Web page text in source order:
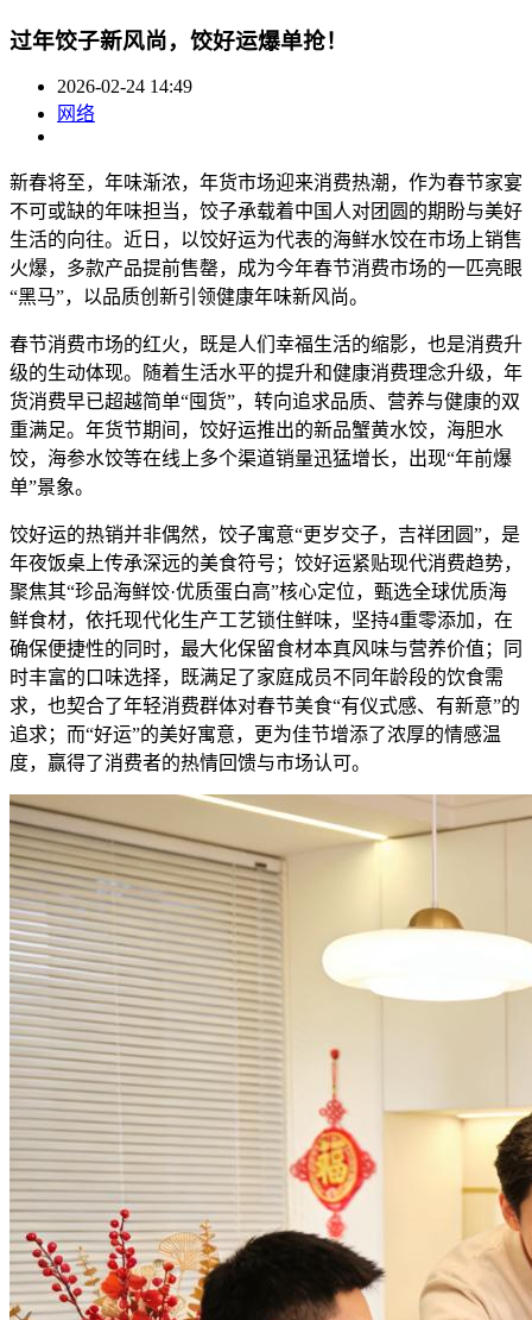
过年饺子新风尚，饺好运爆单抢！
2026-02-24 14:49
网络
新春将至，年味渐浓，年货市场迎来消费热潮，作为春节家宴
不可或缺的年味担当，饺子承载着中国人对团圆的期盼与美好
生活的向往。近日，以饺好运为代表的海鲜水饺在市场上销售
火爆，多款产品提前售罄，成为今年春节消费市场的一匹亮眼
“黑马”，以品质创新引领健康年味新风尚。
春节消费市场的红火，既是人们幸福生活的缩影，也是消费升
级的生动体现。随着生活水平的提升和健康消费理念升级，年
货消费早已超越简单“囤货”，转向追求品质、营养与健康的双
重满足。年货节期间，饺好运推出的新品蟹黄水饺，海胆水
饺，海参水饺等在线上多个渠道销量迅猛增长，出现“年前爆
单”景象。
饺好运的热销并非偶然，饺子寓意“更岁交子，吉祥团圆”，是
年夜饭桌上传承深远的美食符号；饺好运紧贴现代消费趋势，
聚焦其“珍品海鲜饺·优质蛋白高”核心定位，甄选全球优质海
鲜食材，依托现代化生产工艺锁住鲜味，坚持4重零添加，在
确保便捷性的同时，最大化保留食材本真风味与营养价值；同
时丰富的口味选择，既满足了家庭成员不同年龄段的饮食需
求，也契合了年轻消费群体对春节美食“有仪式感、有新意”的
追求；而“好运”的美好寓意，更为佳节增添了浓厚的情感温
度，赢得了消费者的热情回馈与市场认可。